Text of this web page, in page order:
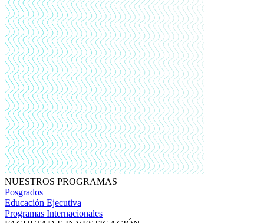
NUESTROS PROGRAMAS
Posgrados
Educación Ejecutiva
Programas Internacionales